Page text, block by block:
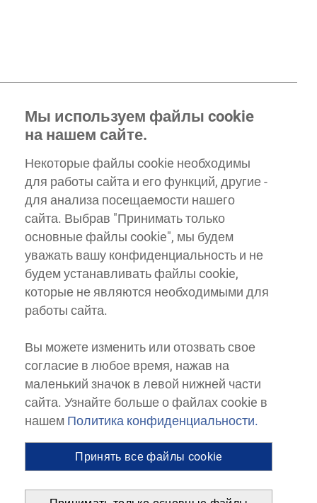
Мы используем файлы cookie
на нашем сайте.
Некоторые файлы cookie необходимы
для работы сайта и его функций, другие -
для анализа посещаемости нашего
сайта. Выбрав "Принимать только
основные файлы cookie", мы будем
уважать вашу конфиденциальность и не
будем устанавливать файлы cookie,
которые не являются необходимыми для
работы сайта.
Вы можете изменить или отозвать свое
согласие в любое время, нажав на
маленький значок в левой нижней части
сайта. Узнайте больше о файлах cookie в
нашем Политика конфиденциальности.
Принять все файлы cookie